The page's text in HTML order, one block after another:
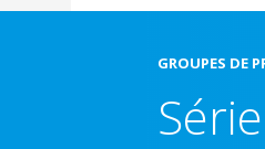
GROUPES DE